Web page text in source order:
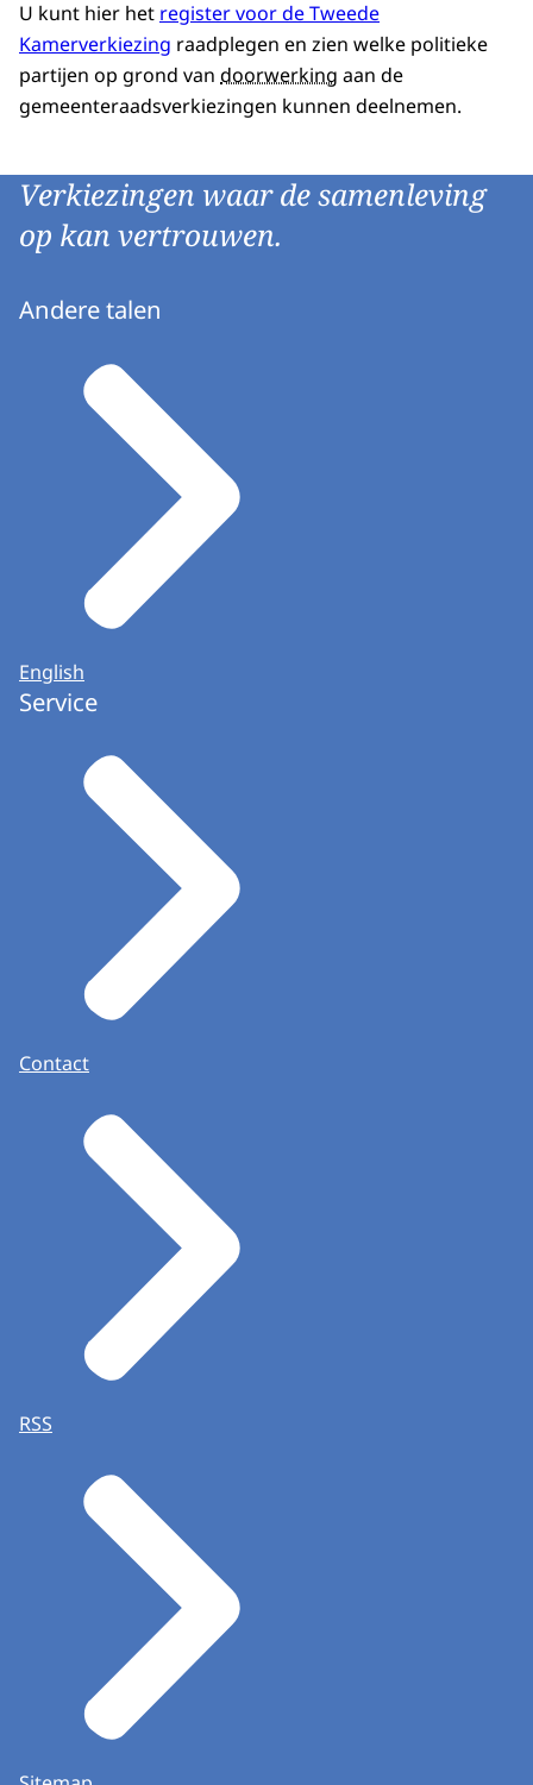
U kunt hier het register voor de Tweede
Kamerverkiezing raadplegen en zien welke politieke
partijen op grond van doorwerking aan de
gemeenteraadsverkiezingen kunnen deelnemen.
Verkiezingen waar de samenleving
op kan vertrouwen.
Andere talen
English
Service
Contact
RSS